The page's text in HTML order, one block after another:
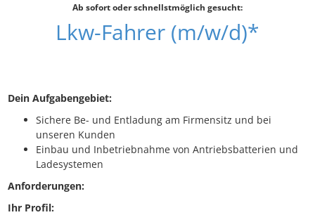
Ab sofort oder schnellstmöglich gesucht:
Lkw-Fahrer (m/w/d)*
Dein Aufgabengebiet:
Sichere Be- und Entladung am Firmensitz und bei
unseren Kunden
Einbau und Inbetriebnahme von Antriebsbatterien und
Ladesystemen
Anforderungen:
Ihr Profil: